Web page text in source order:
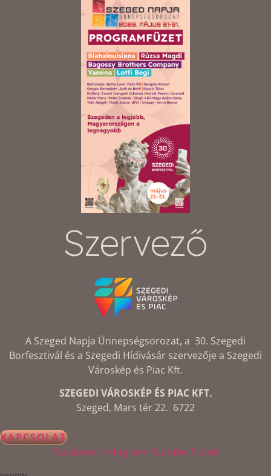
Szervező
A Szeged Napja Ünnepségsorozat, a 30. Szegedi
Borfesztivál és a Szegedi Hídivásár szervezője a Szegedi
Városkép és Piac Kft.
SZEGEDI VÁROSKÉP ÉS PIAC KFT.
Szeged, Mars tér 22. 6722
KAPCSOLAT
Facebook Instagram Youtube Tiktok